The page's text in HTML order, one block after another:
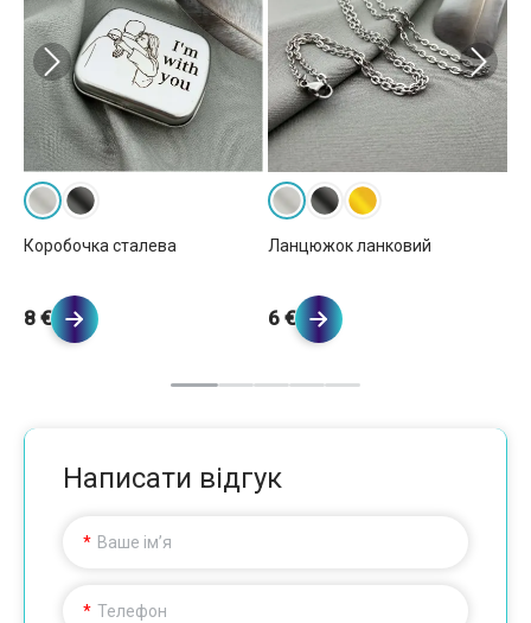
Коробочка сталева
8 €
Ланцюжок ланковий
6 €
Написати відгук
Ваше ім’я
Телефон